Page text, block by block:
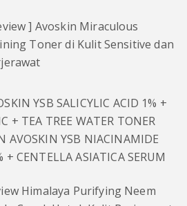
] Avoskin Miraculous
Toner di Kulit Sensitive dan
YSB SALICYLIC ACID 1% +
+ TEA TREE WATER TONER
AVOSKIN YSB NIACINAMIDE
+ CENTELLA ASIATICA SERUM
Himalaya Purifying Neem